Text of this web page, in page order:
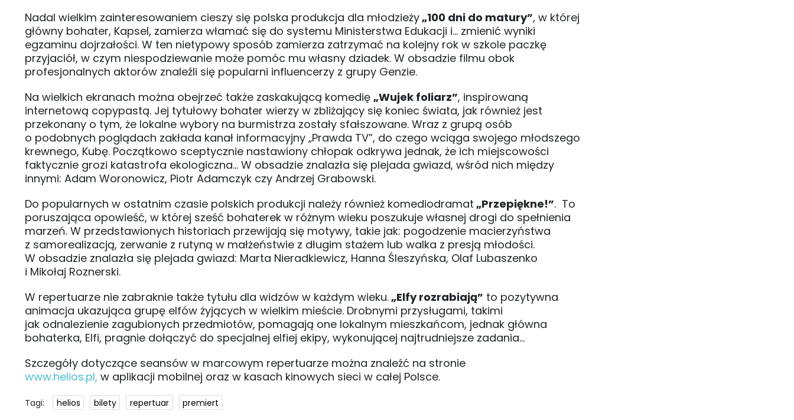
Nadal wielkim zainteresowaniem cieszy się polska produkcja dla młodzieży „100 dni do matury”, w której
główny bohater, Kapsel, zamierza włamać się do systemu Ministerstwa Edukacji i… zmienić wyniki
egzaminu dojrzałości. W ten nietypowy sposób zamierza zatrzymać na kolejny rok w szkole paczkę
przyjaciół, w czym niespodziewanie może pomóc mu własny dziadek. W obsadzie filmu obok
profesjonalnych aktorów znaleźli się popularni influencerzy z grupy Genzie.
Na wielkich ekranach można obejrzeć także zaskakującą komedię „Wujek foliarz”, inspirowaną
internetową copypastą. Jej tytułowy bohater wierzy w zbliżający się koniec świata, jak również jest
przekonany o tym, że lokalne wybory na burmistrza zostały sfałszowane. Wraz z grupą osób
o podobnych poglądach zakłada kanał informacyjny „Prawda TV”, do czego wciąga swojego młodszego
krewnego, Kubę. Początkowo sceptycznie nastawiony chłopak odkrywa jednak, że ich miejscowości
faktycznie grozi katastrofa ekologiczna… W obsadzie znalazła się plejada gwiazd, wśród nich między
innymi: Adam Woronowicz, Piotr Adamczyk czy Andrzej Grabowski.
Do popularnych w ostatnim czasie polskich produkcji należy również komediodramat „Przepiękne!”. To
poruszająca opowieść, w której sześć bohaterek w różnym wieku poszukuje własnej drogi do spełnienia
marzeń. W przedstawionych historiach przewijają się motywy, takie jak: pogodzenie macierzyństwa
z samorealizacją, zerwanie z rutyną w małżeństwie z długim stażem lub walka z presją młodości.
W obsadzie znalazła się plejada gwiazd: Marta Nieradkiewicz, Hanna Śleszyńska, Olaf Lubaszenko
i Mikołaj Roznerski.
W repertuarze nie zabraknie także tytułu dla widzów w każdym wieku. „Elfy rozrabiają” to pozytywna
animacja ukazująca grupę elfów żyjących w wielkim mieście. Drobnymi przysługami, takimi
jak odnalezienie zagubionych przedmiotów, pomagają one lokalnym mieszkańcom, jednak główna
bohaterka, Elfi, pragnie dołączyć do specjalnej elfiej ekipy, wykonującej najtrudniejsze zadania…
Szczegóły dotyczące seansów w marcowym repertuarze można znaleźć na stronie
www.helios.pl, w aplikacji mobilnej oraz w kasach kinowych sieci w całej Polsce.
Tagi: helios bilety repertuar premiert